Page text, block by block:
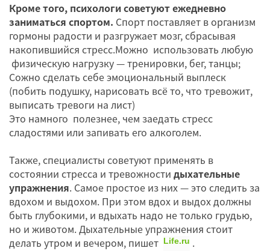
Кроме того, психологи советуют ежедневно
заниматься спортом. Спорт поставляет в организм
гормоны радости и разгружает мозг, сбрасывая
накопившийся стресс.Можно использовать любую
физическую нагрузку — тренировки, бег, танцы;
Сожно сделать себе эмоциональный выплеск
(побить подушку, нарисовать всё то, что тревожит,
выписать тревоги на лист)
Это намного полезнее, чем заедать стресс
сладостями или запивать его алкоголем.
Также, специалисты советуют применять в
состоянии стресса и тревожности дыхательные
упражнения. Самое простое из них — это следить за
вдохом и выдохом. При этом вдох и выдох должны
быть глубокими, и вдыхать надо не только грудью,
но и животом. Дыхательные упражнения стоит
делать утром и вечером, пишет Life.ru .